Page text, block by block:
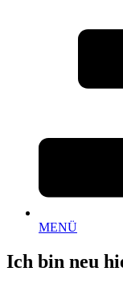
MENÜ
Ich bin neu